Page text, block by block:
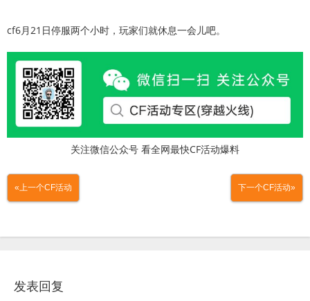
cf6月21日停服两个小时，玩家们就休息一会儿吧。
关注微信公众号 看全网最快CF活动爆料
«上一个CF活动 下一个CF活动»
发表回复